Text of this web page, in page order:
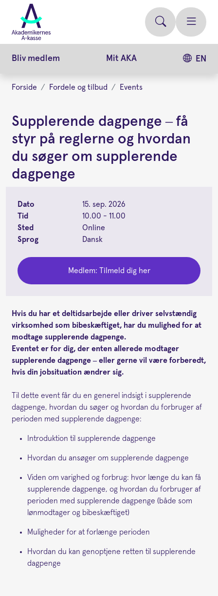
videre
hovedindhold
Bliv medlem Mit AKA EN
Forside Fordele og tilbud Events
Supplerende dagpenge – få
styr på reglerne og hvordan
du søger om supplerende
dagpenge
Dato
15. sep. 2026
Tid
10.00 - 11.00
Sted
Online
Sprog
Dansk
Medlem: Tilmeld dig her
Hvis du har et deltidsarbejde eller driver selvstændig
virksomhed som bibeskæftiget, har du mulighed for at
modtage supplerende dagpenge.
Eventet er for dig, der enten allerede modtager
supplerende dagpenge – eller gerne vil være forberedt,
hvis din jobsituation ændrer sig.
Til dette event får du en generel indsigt i supplerende
dagpenge, hvordan du søger og hvordan du forbruger af
perioden med supplerende dagpenge:
Introduktion til supplerende dagpenge
Hvordan du ansøger om supplerende dagpenge
Viden om varighed og forbrug: hvor længe du kan få
supplerende dagpenge, og hvordan du forbruger af
perioden med supplerende dagpenge (både som
lønmodtager og bibeskæftiget)
Muligheder for at forlænge perioden
Hvordan du kan genoptjene retten til supplerende
dagpenge